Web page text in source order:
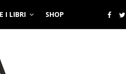
I LIBRI SHOP